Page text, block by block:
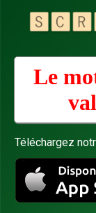
Le
Téléchargez